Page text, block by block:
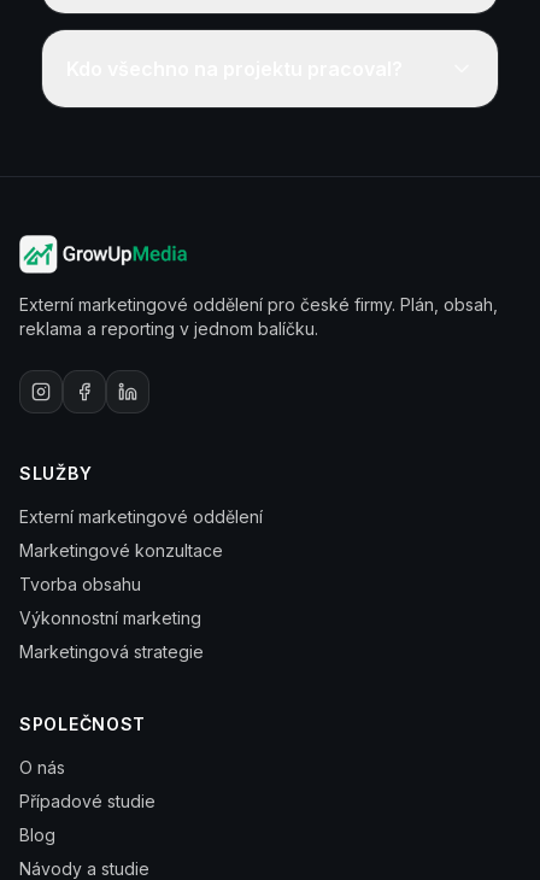
cena a recenze, u B2B e-shopu komplexnější
Na začátku 80 tis. Kč/měs, v 9. měsíci 240 tis.
(externí marketingové oddělení).
Externí marketingové oddělení pro české firmy. Plán, obsah,
reklama a reporting v jednom balíčku.
SLUŽBY
Externí marketingové oddělení
Marketingové konzultace
Tvorba obsahu
Výkonnostní marketing
Marketingová strategie
SPOLEČNOST
O nás
Případové studie
Blog
Návody a studie